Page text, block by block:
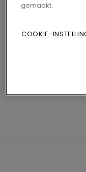
gemaakt.
COOKIE-